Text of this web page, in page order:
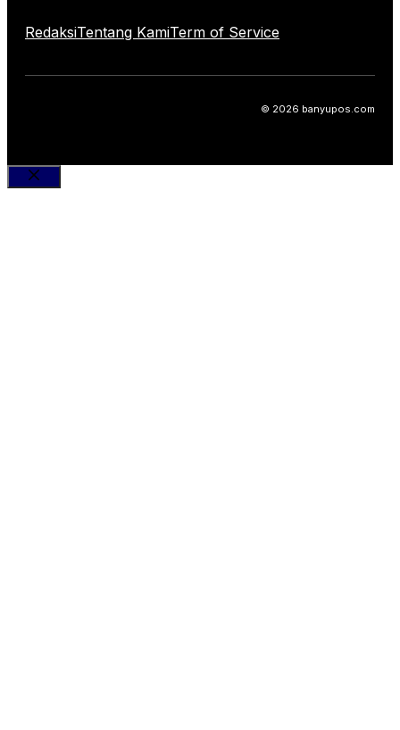
RedaksiTentang KamiTerm of Service
© 2026 banyupos.com
Close